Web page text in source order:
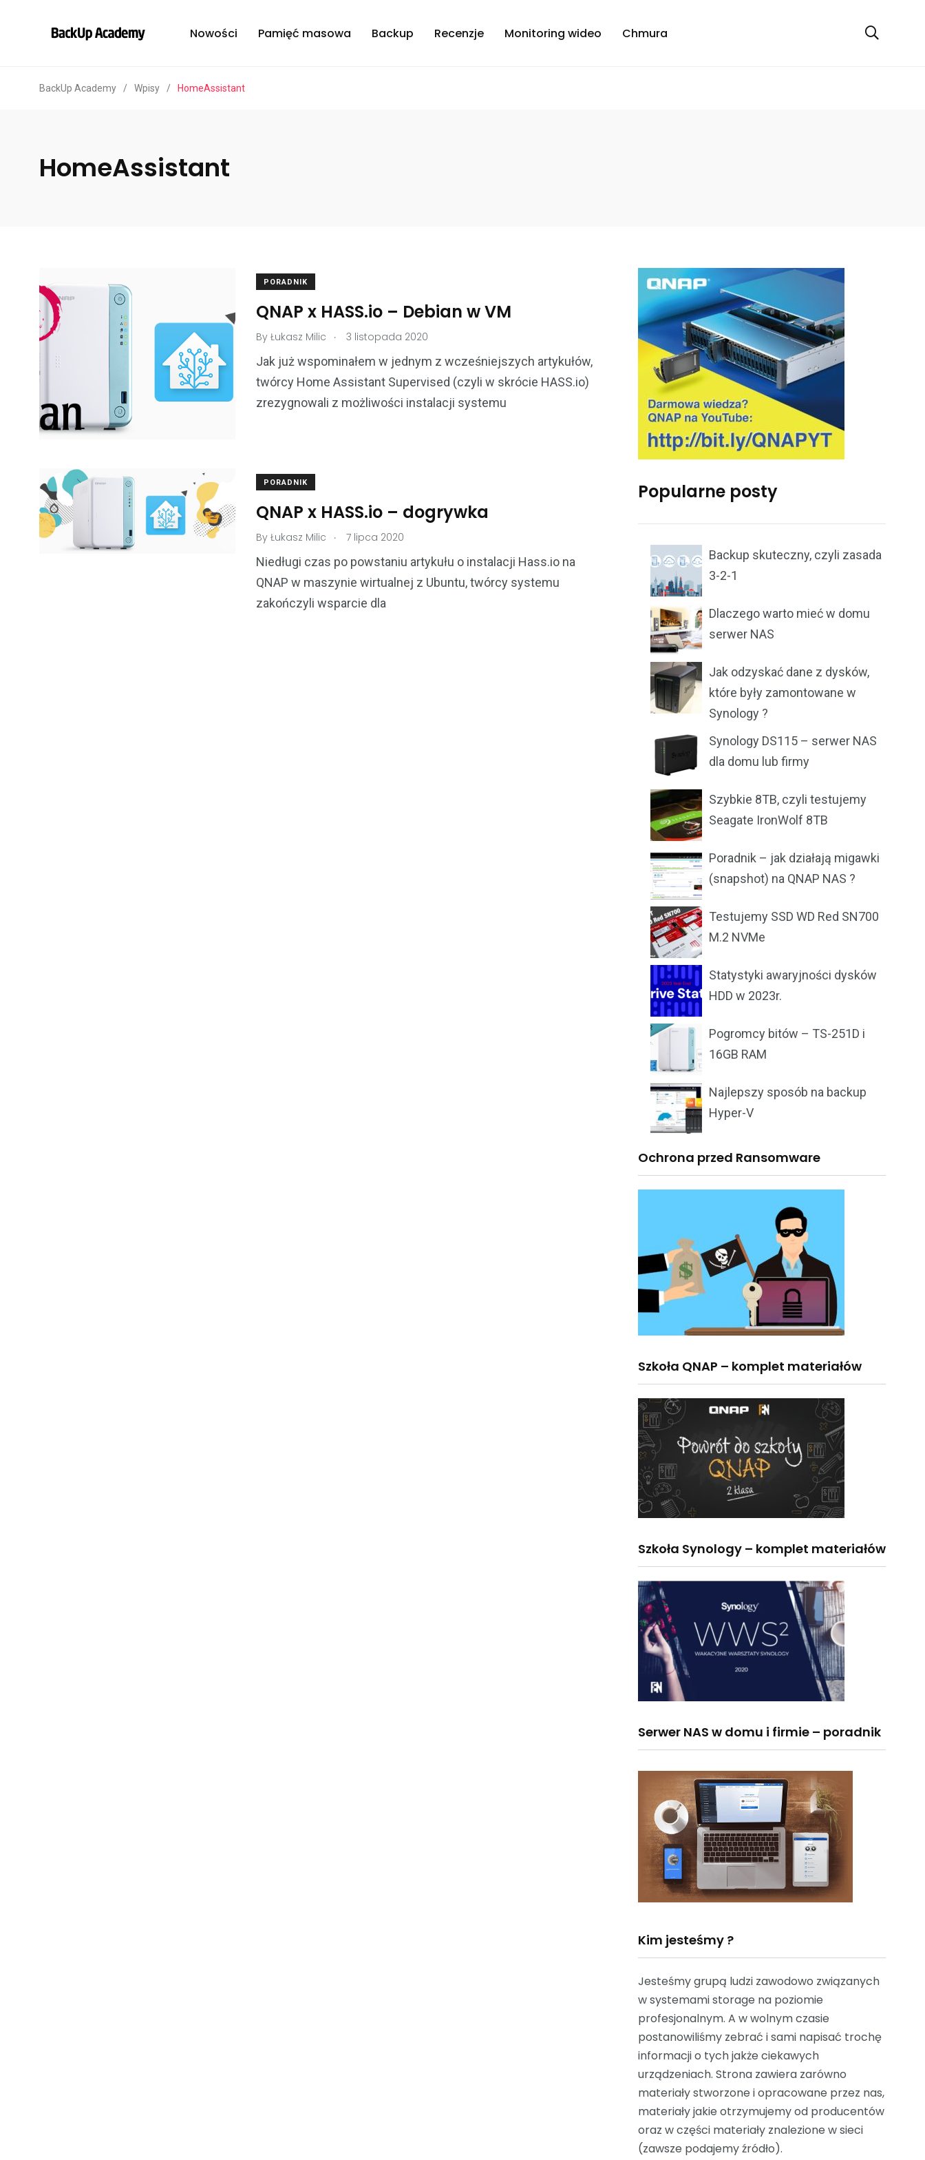
Nowości Pamięć masowa Backup Recenzje Monitoring wideo Chmura
BackUp Academy / Wpisy / HomeAssistant
HomeAssistant
PORADNIK
QNAP x HASS.io – Debian w VM
By Łukasz Milic . 3 listopada 2020
Jak już wspominałem w jednym z wcześniejszych artykułów,
twórcy Home Assistant Supervised (czyli w skrócie HASS.io)
zrezygnowali z możliwości instalacji systemu
PORADNIK
QNAP x HASS.io – dogrywka
By Łukasz Milic . 7 lipca 2020
Niedługi czas po powstaniu artykułu o instalacji Hass.io na
QNAP w maszynie wirtualnej z Ubuntu, twórcy systemu
zakończyli wsparcie dla
Popularne posty
Backup skuteczny, czyli zasada
3-2-1
Dlaczego warto mieć w domu
serwer NAS
Jak odzyskać dane z dysków,
które były zamontowane w
Synology ?
Synology DS115 – serwer NAS
dla domu lub firmy
Szybkie 8TB, czyli testujemy
Seagate IronWolf 8TB
Poradnik – jak działają migawki
(snapshot) na QNAP NAS ?
Testujemy SSD WD Red SN700
M.2 NVMe
Statystyki awaryjności dysków
HDD w 2023r.
Pogromcy bitów – TS-251D i
16GB RAM
Najlepszy sposób na backup
Hyper-V
Ochrona przed Ransomware
Szkoła QNAP – komplet materiałów
Szkoła Synology – komplet materiałów
Serwer NAS w domu i firmie – poradnik
Kim jesteśmy ?
Jesteśmy grupą ludzi zawodowo związanych
w systemami storage na poziomie
profesjonalnym. A w wolnym czasie
postanowiliśmy zebrać i sami napisać trochę
informacji o tych jakże ciekawych
urządzeniach. Strona zawiera zarówno
materiały stworzone i opracowane przez nas,
materiały jakie otrzymujemy od producentów
oraz w części materiały znalezione w sieci
(zawsze podajemy źródło).